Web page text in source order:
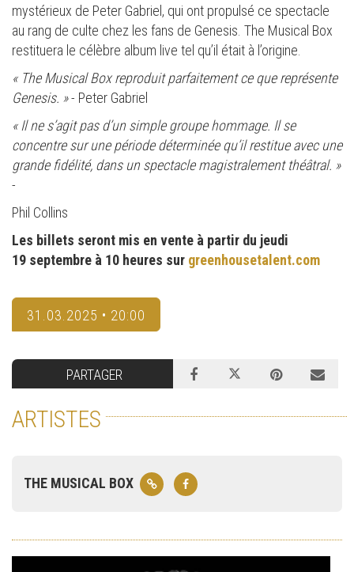
mystérieux de Peter Gabriel, qui ont propulsé ce spectacle
au rang de culte chez les fans de Genesis. The Musical Box
restituera le célèbre album live tel qu’il était à l’origine.
« The Musical Box reproduit parfaitement ce que représente
Genesis. »- Peter Gabriel
« Il ne s’agit pas d’un simple groupe hommage. Il se
concentre sur une période déterminée qu’il restitue avec une
grande fidélité, dans un spectacle magistralement théâtral. »
-
Phil Collins
Les billets seront mis en vente à partir du jeudi
19 septembre à 10 heures sur greenhousetalent.com
31.03.2025 • 20:00
PARTAGER
ARTISTES
THE MUSICAL BOX